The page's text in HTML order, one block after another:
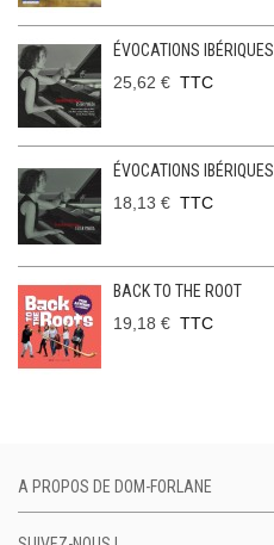
ÉVOCATIONS IBÉRIQUES
25,62 € TTC
ÉVOCATIONS IBÉRIQUES
18,13 € TTC
BACK TO THE ROOT
19,18 € TTC
A PROPOS DE DOM-FORLANE